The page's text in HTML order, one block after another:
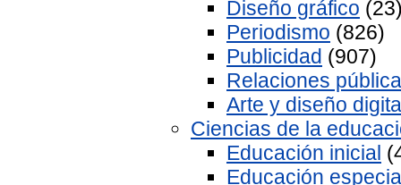
Diseño gráfico
Periodismo (826)
Publicidad (907)
Relaciones
Arte y diseño
Ciencias de la
Educación inicial
Educación